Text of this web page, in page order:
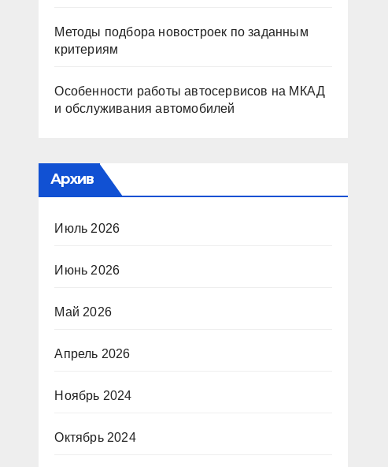
Методы подбора новостроек по заданным
критериям
Особенности работы автосервисов на МКАД
и обслуживания автомобилей
Архив
Июль 2026
Июнь 2026
Май 2026
Апрель 2026
Ноябрь 2024
Октябрь 2024